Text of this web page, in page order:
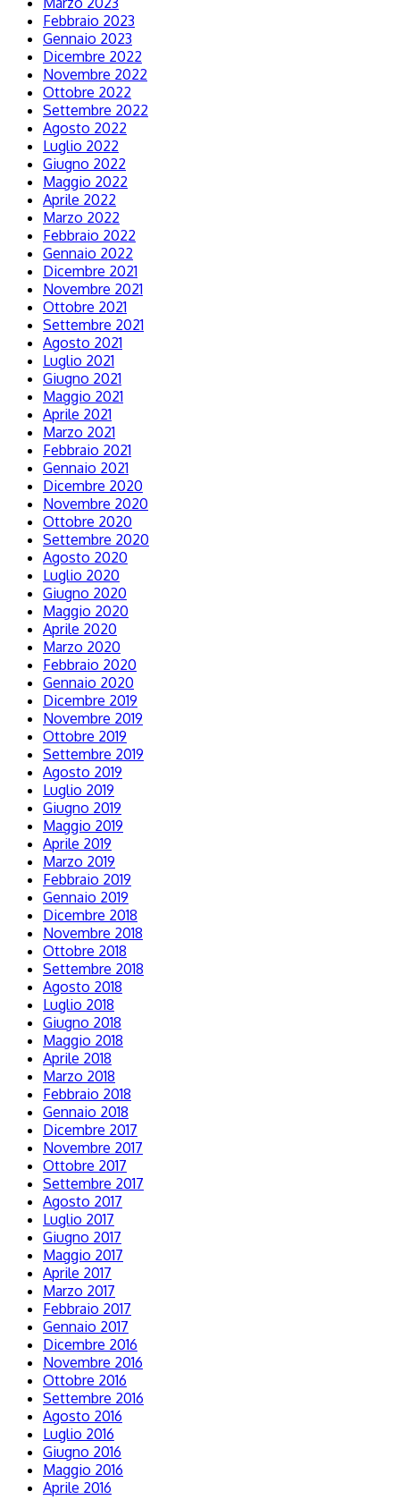
Febbraio 2023
Gennaio 2023
Dicembre 2022
Novembre 2022
Ottobre 2022
Settembre 2022
Agosto 2022
Luglio 2022
Giugno 2022
Maggio 2022
Aprile 2022
Marzo 2022
Febbraio 2022
Gennaio 2022
Dicembre 2021
Novembre 2021
Ottobre 2021
Settembre 2021
Agosto 2021
Luglio 2021
Giugno 2021
Maggio 2021
Aprile 2021
Marzo 2021
Febbraio 2021
Gennaio 2021
Dicembre 2020
Novembre 2020
Ottobre 2020
Settembre 2020
Agosto 2020
Luglio 2020
Giugno 2020
Maggio 2020
Aprile 2020
Marzo 2020
Febbraio 2020
Gennaio 2020
Dicembre 2019
Novembre 2019
Ottobre 2019
Settembre 2019
Agosto 2019
Luglio 2019
Giugno 2019
Maggio 2019
Aprile 2019
Marzo 2019
Febbraio 2019
Gennaio 2019
Dicembre 2018
Novembre 2018
Ottobre 2018
Settembre 2018
Agosto 2018
Luglio 2018
Giugno 2018
Maggio 2018
Aprile 2018
Marzo 2018
Febbraio 2018
Gennaio 2018
Dicembre 2017
Novembre 2017
Ottobre 2017
Settembre 2017
Agosto 2017
Luglio 2017
Giugno 2017
Maggio 2017
Aprile 2017
Marzo 2017
Febbraio 2017
Gennaio 2017
Dicembre 2016
Novembre 2016
Ottobre 2016
Settembre 2016
Agosto 2016
Luglio 2016
Giugno 2016
Maggio 2016
Aprile 2016